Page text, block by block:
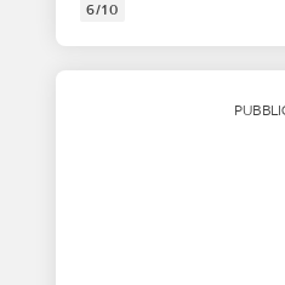
6/10